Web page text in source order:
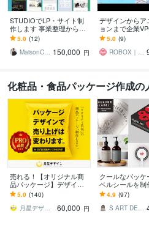
STUDIOでLP・サイト制
作します 事業整理から導
線設計まで対応します
5.0 (12)
MaisonChic_2023 150,000 円
デザインからア
ョンまで企業VP
す ビジネスのあ
面で使えるサー
モーション動画
5.0 (9)
ROBOX｜アニメーション制作チーム
化粧品・食品パッケージ作成の
売れる！【オリジナル商
品パッケージ】デザイン
します Amazon・楽天で
ヒット続出！プロのデザ
インで差をつける！
5.0 (140)
月星デザイン Tsukiboshi
60,000 円
クールなパッケ
ベルシールを制
パッケージや容
だけでワンラン
4.9 (97)
S ART DESIGN